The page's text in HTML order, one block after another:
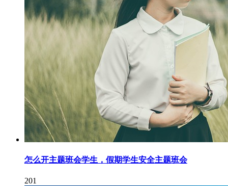
怎么开主题班会学生，假期学生安全主题班会
201